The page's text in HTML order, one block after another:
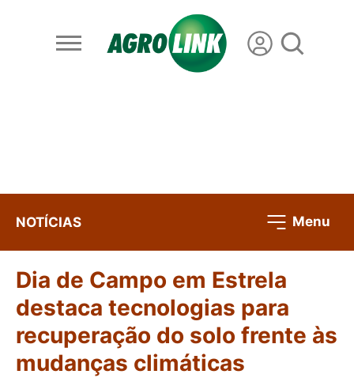
NOTÍCIAS Menu
Dia de Campo em Estrela
destaca tecnologias para
recuperação do solo frente às
mudanças climáticas